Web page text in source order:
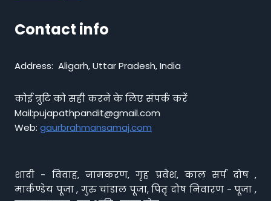
Contact info
Address: Aligarh, Uttar Pradesh, India
कोई त्रुटि को सही करने के लिए संपर्क करें
Mail:pujapathpandit@gmail.com
Web: gaurbrahmansamaj.com
शादी - विवाह, नामकरण, गृह प्रवेश, काल सर्प दोष ,
मार्कण्डेय पूजा , गुरु चांडाल पूजा, पितृ दोष निवारण - पूजा ,